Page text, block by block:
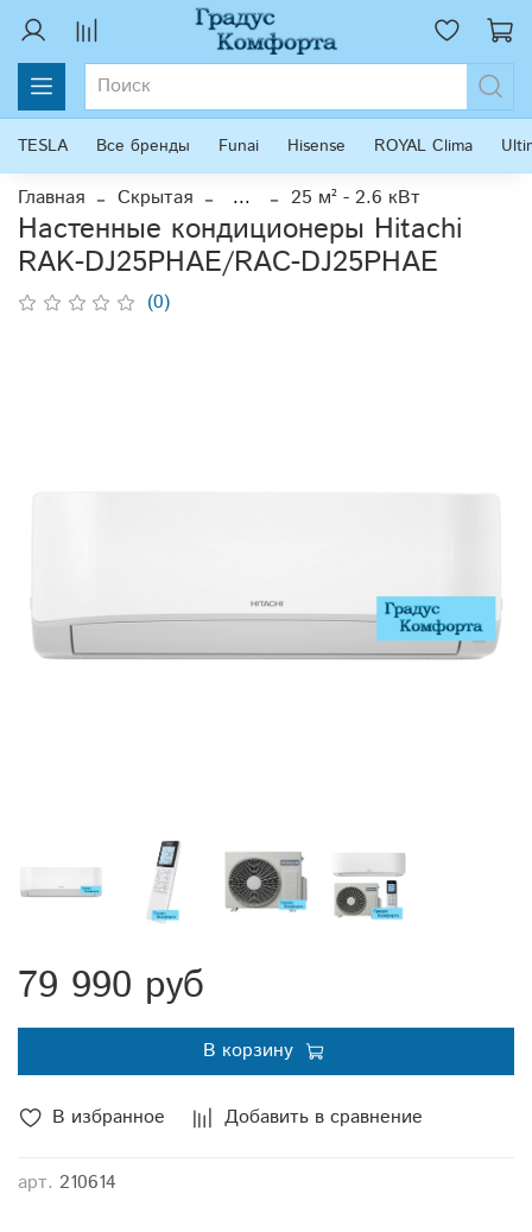
TESLA Все бренды Funai Hisense ROYAL Clima
Главная Скрытая ... 25 м² - 2.6 кВт
Настенные кондиционеры Hitachi
RAK-DJ25PHAE/RAC-DJ25PHAE
(0)
В избранное Добавить в сравнение
арт. 210614
79 990 руб
В корзину